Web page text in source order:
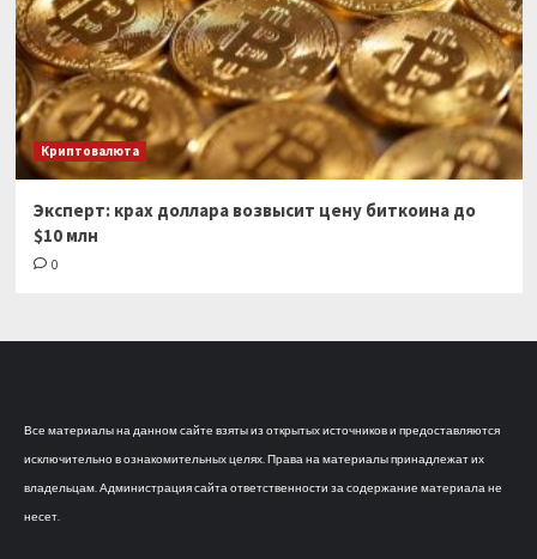
Криптовалюта
Эксперт: крах доллара возвысит цену биткоина до
$10 млн
0
Все материалы на данном сайте взяты из открытых источников и предоставляются
исключительно в ознакомительных целях. Права на материалы принадлежат их
владельцам. Администрация сайта ответственности за содержание материала не
несет.